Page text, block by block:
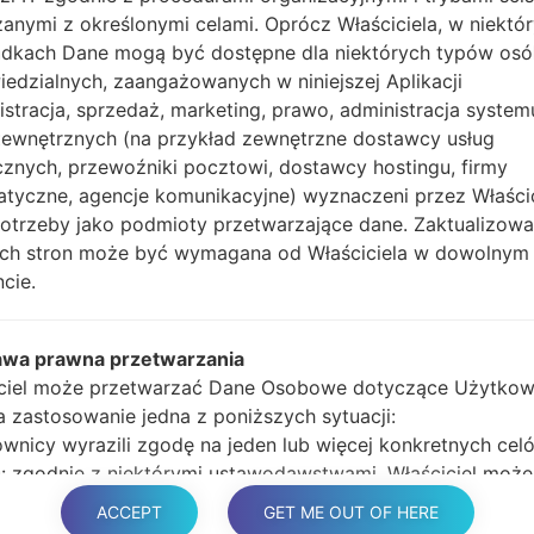
głośności i klawisz
Naciśnij i
głośności, następnie
Naciśnij i
głośności i klawisz
Podłącz kabel
przycisk Bixby i
Naciśnij i
głośności.
Na koniec naciśnij
ponownie i odłączy
z określonymi celami. Oprócz Właściciela, w
Dane mogą być dostępne dla niektórych typów
zaangażowanych w niniejszej Aplikacji
sprzedaż, marketing, prawo, administracja
(na przykład zewnętrzne dostawcy usług
przewoźniki pocztowi, dostawcy hostingu, firmy
agencje komunikacyjne) wyznaczeni przez
jako podmioty przetwarzające dane.
stron może być wymagana od Właściciela w dowolnym
prawna przetwarzania
może przetwarzać Dane Osobowe dotyczące
zastosowanie jedna z poniższych sytuacji:
wyrazili zgodę na jeden lub więcej konkretnych
zgodnie z niektórymi ustawodawstwami, Właściciel
na przetwarzanie danych osobowych, dopóki Użytkownik
ACCEPT GET ME OUT OF HERE